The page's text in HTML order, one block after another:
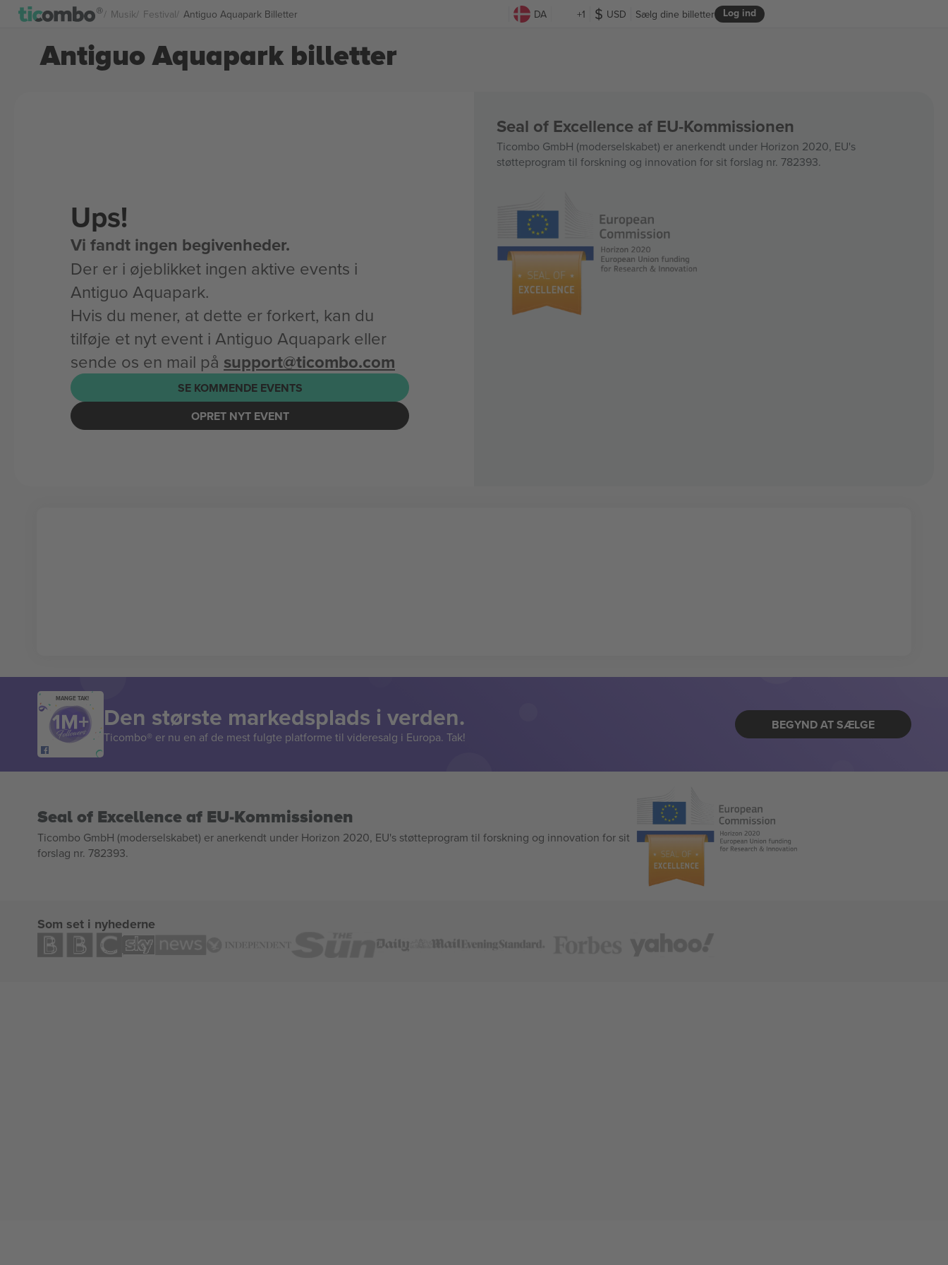
Musik Festival Antiguo Aquapark Billetter DA +1 USD Log ind
Sælg dine billetter
Antiguo Aquapark billetter
Ups!
Vi fandt ingen begivenheder.
Der er i øjeblikket ingen aktive events i
Antiguo Aquapark.
Hvis du mener, at dette er forkert, kan du
tilføje et nyt event i Antiguo Aquapark eller
sende os en mail på support@ticombo.com
SE KOMMENDE EVENTS
OPRET NYT EVENT
Seal of Excellence af EU-Kommissionen
Ticombo GmbH (moderselskabet) er anerkendt under Horizon 2020, EU's
støtteprogram til forskning og innovation for sit forslag nr. 782393.
MANGE TAK!
Den største markedsplads i verden.
Ticombo® er nu en af de mest fulgte platforme til videresalg i Europa. Tak!
BEGYND AT SÆLGE
Seal of Excellence af EU-Kommissionen
Ticombo GmbH (moderselskabet) er anerkendt under Horizon 2020, EU's støtteprogram til forskning og innovation for sit
forslag nr. 782393.
Som set i nyhederne